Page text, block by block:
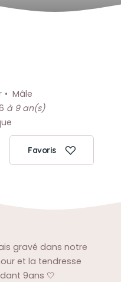
Mâle
à 9 an(s)
Favoris
gravé dans notre
et la tendresse
9ans 🤍